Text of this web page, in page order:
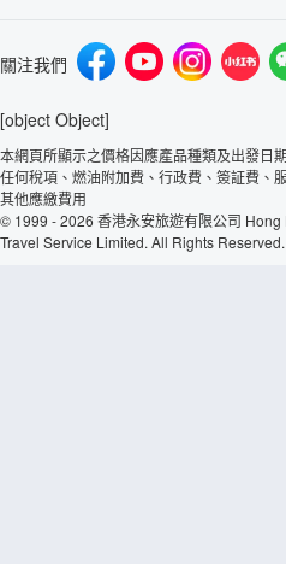
關注我們
[object Object]
本網頁所顯示之價格因應產品種類及出發日
任何稅項、燃油附加費、行政費、簽証費、
其他應繳費用
© 1999 - 2026 香港永安旅遊有限公司 Hong
Travel Service Limited. All Rights